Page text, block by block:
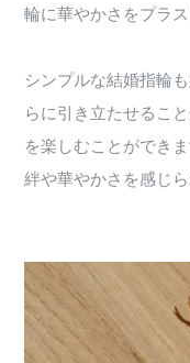
輪に華やかさをプラス
シンプルな結婚指輪
らに引き立たせるこ
を楽しむことができ
絆や華やかさを感じ